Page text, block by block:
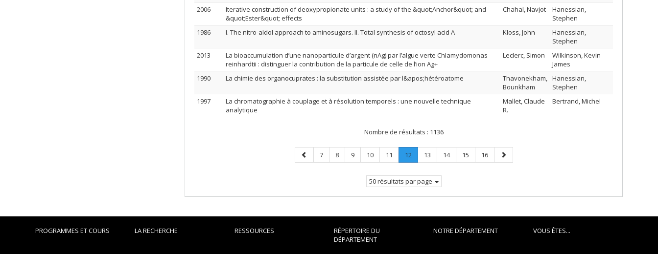
2006
Iterative construction of deoxypropionate units : a study of the &quot;Anchor&quot; and
&quot;Ester&quot; effects
Chahal, Navjot
Hanessian,
Stephen
1986
I. The nitro-aldol approach to aminosugars. II. Total synthesis of octosyl acid A Kloss, John
Hanessian,
Stephen
2013
La bioaccumulation d’une nanoparticule d’argent (nAg) par l’algue verte Chlamydomonas
reinhardtii : distinguer la contribution de la particule de celle de l’ion Ag+
Leclerc, Simon
Wilkinson, Kevin
James
1990
La chimie des organocuprates : la substitution assistée par l&apos;hétéroatome
Thavonekham,
Bounkham
Hanessian,
Stephen
1997
La chromatographie à couplage et à résolution temporels : une nouvelle technique
analytique
Mallet, Claude
R.
Bertrand, Michel
Nombre de résultats : 1136
Page
précédente
Page
7 Page
8 Page
9 Page
10 Page
11 Page
12.
Page
Page
13 Page
14 Page
15 Page
16
Page
suivante
50 résultats par page
PROGRAMMES ET COURS LA RECHERCHE RESSOURCES
RÉPERTOIRE DU
DÉPARTEMENT
NOTRE DÉPARTEMENT VOUS ÊTES...